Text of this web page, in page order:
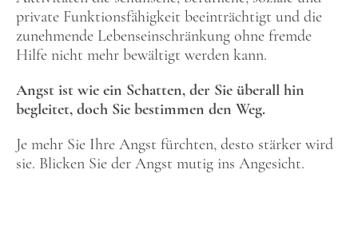
private Funktionsfähigkeit beeinträchtigt und die
zunehmende Lebenseinschränkung ohne fremde
Hilfe nicht mehr bewältigt werden kann.
Angst ist wie ein Schatten, der Sie überall hin
begleitet, doch Sie bestimmen den Weg.
Je mehr Sie Ihre Angst fürchten, desto stärker wird
sie. Blicken Sie der Angst mutig ins Angesicht.